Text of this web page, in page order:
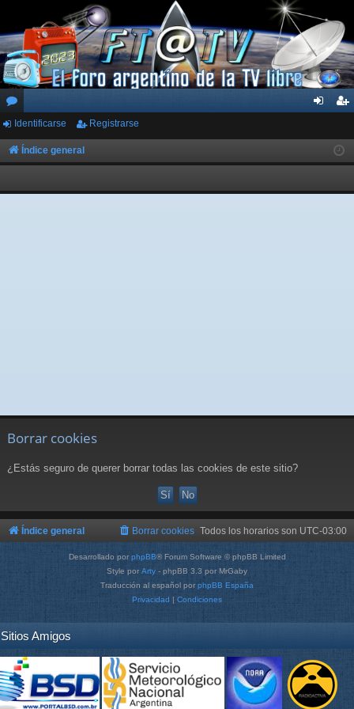
or
os
ar
ist
rs
Identificarse Registrarse
Índice general
Borrar cookies
¿Estás seguro de querer borrar todas las cookies de este sitio?
Índice general Todos los horarios son UTC-03:00
Borrar cookies
Desarrollado porphpBB® Forum Software © phpBB Limited
Style por Arty - phpBB 3.3 por MrGaby
Traducción al español por phpBB España
Privacidad | Condiciones
Sitios Amigos